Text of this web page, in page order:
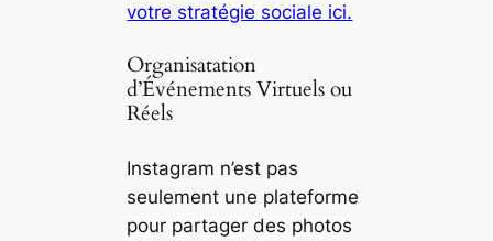
votre stratégie sociale ici.
Organisatation
d’Événements Virtuels ou
Réels
Instagram n’est pas
seulement une plateforme
pour partager des photos